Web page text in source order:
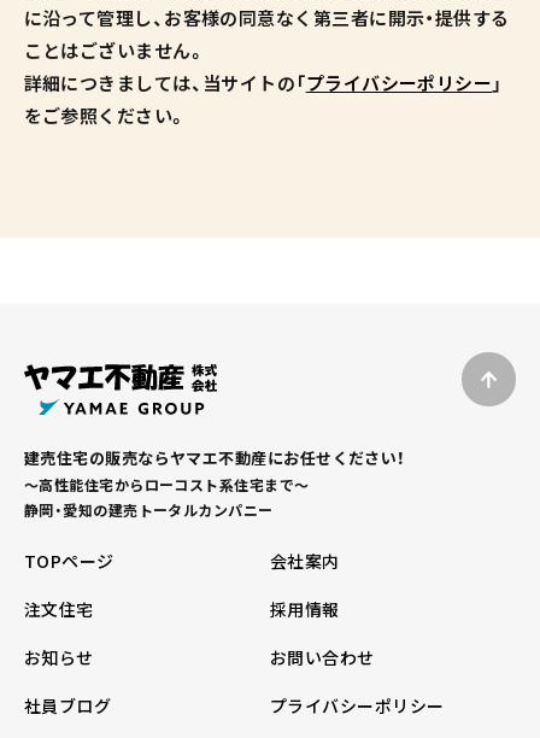
に沿って管理し、お客様の同意なく第三者に開示・提供する
ことはございません。
詳細につきましては、当サイトの「プライバシーポリシー」
をご参照ください。
建売住宅の販売ならヤマエ不動産にお任せください！
～高性能住宅からローコスト系住宅まで～
静岡・愛知の建売トータルカンパニー
TOPページ
会社案内
注文住宅
採用情報
お知らせ
お問い合わせ
社員ブログ
プライバシーポリシー